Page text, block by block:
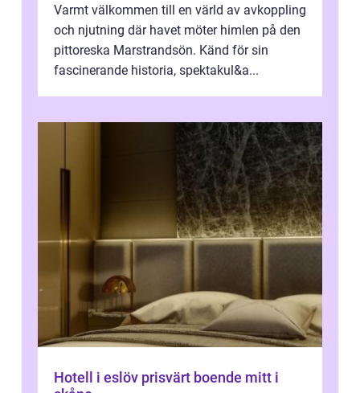
Varmt välkommen till en värld av avkoppling
och njutning där havet möter himlen på den
pittoreska Marstrandsön. Känd för sin
fascinerande historia, spektakul&a...
Hotell i eslöv prisvärt boende mitt i